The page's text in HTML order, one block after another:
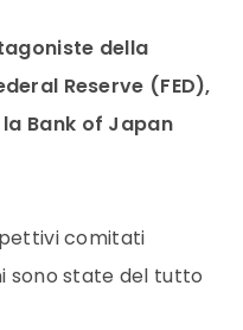
della
Reserve (FED),
la Bank of Japan
comitati
sono state del tutto